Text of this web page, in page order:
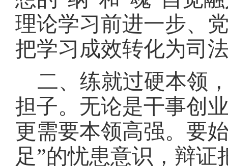
理论学习前进一步、
把学习成效转化为司
二、练就过硬本领
担子。无论是干事创
更需要本领高强。要
足”的忧患意识，辩证